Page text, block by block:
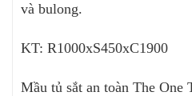
và bulong.
KT: R1000xS450xC1900
Mầu tủ sắt an toàn The One